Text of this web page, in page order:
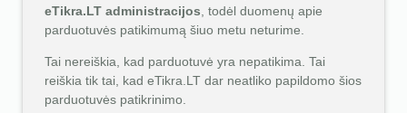
eTikra.LT administracijos , todėl duomenų apie
parduotuvės patikimumą šiuo metu neturime.
Tai nereiškia, kad parduotuvė yra nepatikima. Tai
reiškia tik tai, kad eTikra.LT dar neatliko papildomo šios
parduotuvės patikrinimo.